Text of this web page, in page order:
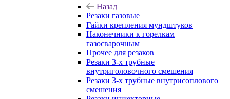
Назад
Резаки газовые
Гайки крепления мундштуков
Наконечники к горелкам
газосварочным
Прочее для резаков
Резаки 3-х трубные
внутриголовочного смешения
Резаки 3-х трубные внутрисоплового
смешения